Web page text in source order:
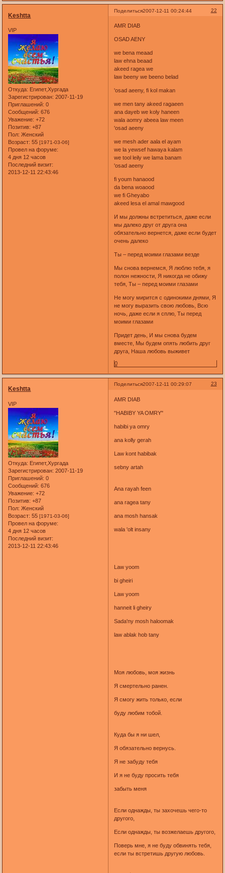
Поделиться 22
2007-12-11 00:24:44
Keshtta
VIP
Откуда: Египет,Хургада
Зарегистрирован: 2007-11-19
Приглашений: 0
Сообщений: 676
Уважение: +72
Позитив: +87
Пол: Женский
Возраст: 55[1971-03-06]
Провел на форуме:
4 дня 12 часов
Последний визит:
2013-12-11 22:43:46
AMR DIAB
OSAD AENY
we bena meaad
law ehna beaad
akeed ragea we
law beeny we beeno belad
'osad aeeny, fi kol makan
we men tany akeed ragaeen
ana dayeb we koly haneen
wala aomry abeea law meen
'osad aeeny
we mesh ader aala el ayam
we la yewsef hawaya kalam
we tool leily we lama banam
'osad aeeny
fi youm hanaood
da bena woaood
we fi Gheyabo
akeed lesa el amal mawgood
И мы должны встретиться, даже если
мы далеко друг от друга она
обязательно вернется, даже если будет
очень далеко
Ты – перед моими глазами везде
Мы снова вернемся, Я люблю тебя, я
полон нежности, Я никогда не обижу
тебя, Ты – перед моими глазами
Не могу мирится с одинокими днями, Я
не могу выразить свою любовь, Всю
ночь, даже если я сплю, Ты перед
моими глазами
Придет день, И мы снова будем
вместе, Мы будем опять любить друг
друга, Наша любовь выживет
0
Поделиться 23
2007-12-11 00:29:07
Keshtta
VIP
Откуда: Египет,Хургада
Зарегистрирован: 2007-11-19
Приглашений: 0
Сообщений: 676
Уважение: +72
Позитив: +87
Пол: Женский
Возраст: 55[1971-03-06]
Провел на форуме:
4 дня 12 часов
Последний визит:
2013-12-11 22:43:46
AMR DIAB
"HABIBY YA OMRY"
habibi ya omry
ana kolly gerah
Law kont habibak
sebny artah
Ana rayah feen
ana ragea tany
ana mosh hansak
wala 'olt insany
Law yoom
bi gheiri
Law yoom
hanneit li gheiry
Sada'ny mosh haloomak
law ablak hob tany
Моя любовь, моя жизнь
Я смертельно ранен.
Я смогу жить только, если
буду любим тобой.
Куда бы я ни шел,
Я обязательно вернусь.
Я не забуду тебя
И я не буду просить тебя
забыть меня
Если однажды, ты захочешь чего-то
другого,
Если однажды, ты возжелаешь другого,
Поверь мне, я не буду обвинять тебя,
если ты встретишь другую любовь.